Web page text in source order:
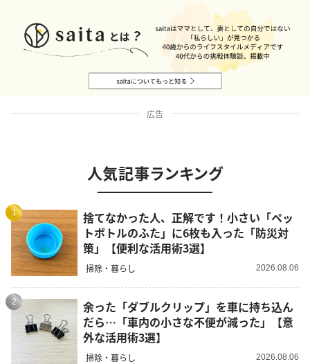
広告
人気記事ランキング
1
捨てなかった人、正解です！小さい「ペッ
トボトルのふた」に6枚も入った「防災対
策」【便利な活用術3選】
掃除・暮らし 2026.08.06
2
余った「ダブルクリップ」を車に持ち込ん
だら…「車内の小さな不便が減った」【意
外な活用術3選】
掃除・暮らし 2026.08.06